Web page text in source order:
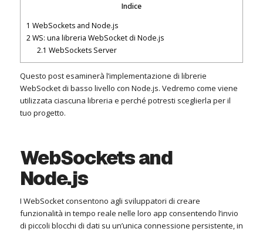
Indice
1 WebSockets and Node.js
2WS: una libreria WebSocket di Node.js
2.1 WebSockets Server
Questo post esaminerà l’implementazione di librerie
WebSocket di basso livello con Node.js. Vedremo come viene
utilizzata ciascuna libreria e perché potresti sceglierla per il
tuo progetto.
WebSockets and
Node.js
I WebSocket consentono agli sviluppatori di creare
funzionalità in tempo reale nelle loro app consentendo l’invio
di piccoli blocchi di dati su un’unica connessione persistente, in